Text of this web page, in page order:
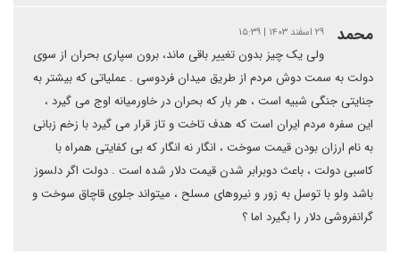
محمد ۲۹ اسفند ۱۴۰۳ | ۱۵:۳۹
ولی یک چیز بدون تغییر باقی ماند، برون سپاری بحران از سوی
دولت به سمت دوش مردم از طریق میدان فردوسی . عملیاتی که بیشتر به
جنایتی جنگی شبیه است ، هر بار که بحران در خاورمیانه اوج می گیرد ،
این سفره مردم ایران است که هدف تاخت و تاز قرار می گیرد با زخم زبانی
به نام ارزان بودن قیمت سوخت ، انگار نه انگار که بی کفایتی همراه با
کاسبی دولت ، باعث دوبرابر شدن قیمت دلار شده است . دولت اگر دلسوز
باشد ولو با توسل به زور و نیروهای مسلح ، میتواند جلوی قاچاق سوخت و
گرانفروشی دلار را بگیرد اما ؟